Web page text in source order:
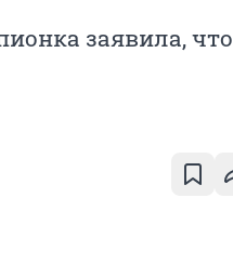
заявила, что